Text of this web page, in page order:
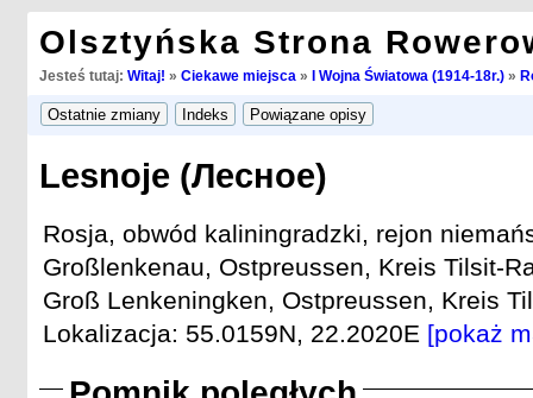
Olsztyńska Strona
Jesteś tutaj: Witaj! » Ciekawe miejsca » I Wojna Światowa (1914-18r.)»
Lesnoje (Лесное)
Rosja, obwód kaliningradzki, rejon
Großlenkenau, Ostpreussen, Kreis Tilsit-
Groß Lenkeningken, Ostpreussen, Kreis
Lokalizacja: 55.0159N, 22.2020E [pokaż